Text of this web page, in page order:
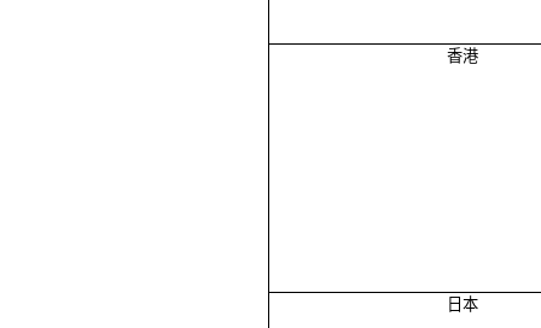
香港
日本